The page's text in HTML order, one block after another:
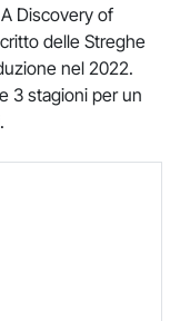
Discovery of
delle Streghe
nel 2022.
3 stagioni per un